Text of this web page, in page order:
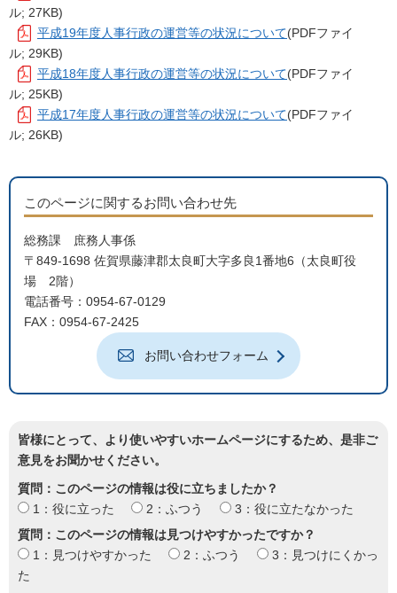
ル; 27KB)
平成19年度人事行政の運営等の状況について(PDFファイ
ル; 29KB)
平成18年度人事行政の運営等の状況について(PDFファイ
ル; 25KB)
平成17年度人事行政の運営等の状況について(PDFファイ
ル; 26KB)
このページに関するお問い合わせ先
総務課 庶務人事係
〒849-1698 佐賀県藤津郡太良町大字多良1番地6（太良町役
場 2階）
電話番号：0954-67-0129
FAX：0954-67-2425
お問い合わせフォーム
皆様にとって、より使いやすいホームページにするため、是非ご
意見をお聞かせください。
質問：このページの情報は役に立ちましたか？
1：役に立った
2：ふつう
3：役に立たなかった
質問：このページの情報は見つけやすかったですか？
1：見つけやすかった
2：ふつう
3：見つけにくかっ
た